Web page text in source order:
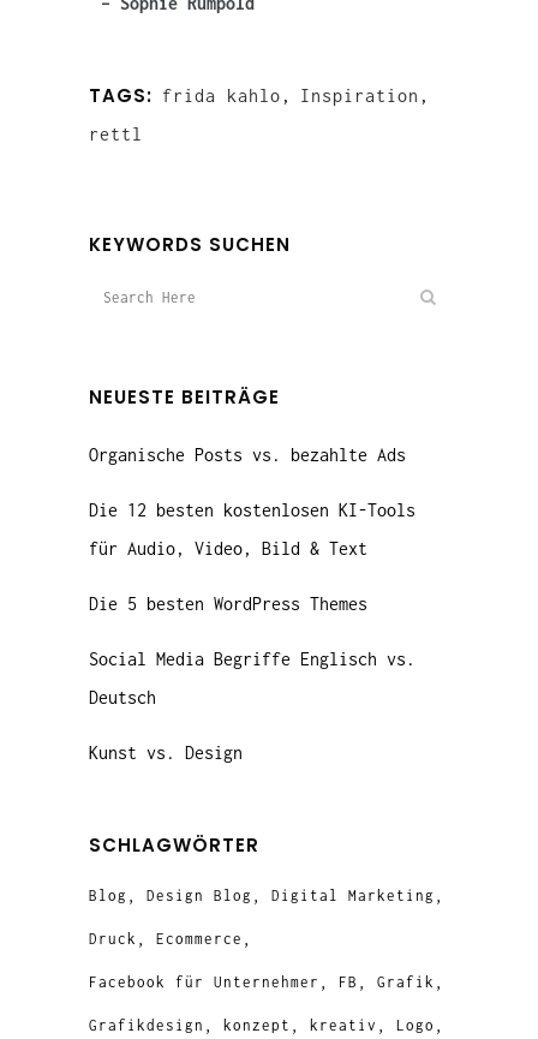
TAGS: frida kahlo , Inspiration ,
rettl
KEYWORDS SUCHEN
NEUESTE BEITRÄGE
Organische Posts vs. bezahlte Ads
Die 12 besten kostenlosen KI-Tools
für Audio, Video, Bild & Text
Die 5 besten WordPress Themes
Social Media Begriffe Englisch vs.
Deutsch
Kunst vs. Design
SCHLAGWÖRTER
Blog Design Blog Digital Marketing
Druck Ecommerce
Facebook für Unternehmer FB Grafik
Grafikdesign konzept kreativ Logo